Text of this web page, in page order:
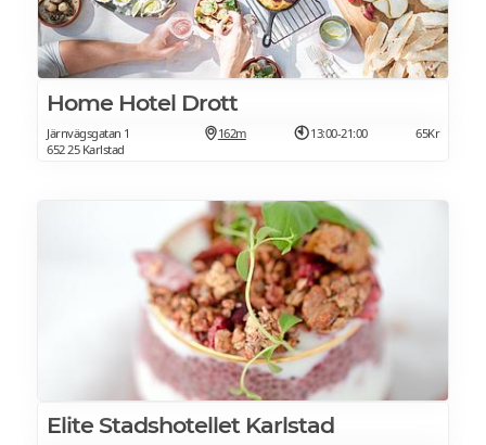
Home Hotel Drott
Järnvägsgatan 1
652 25 Karlstad
162m 13:00-21:00 65Kr
Elite Stadshotellet Karlstad